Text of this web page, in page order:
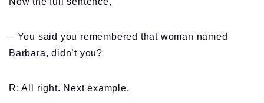
– You said you remembered that woman named
Barbara, didn’t you?
R: All right. Next example,